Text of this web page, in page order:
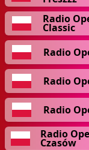
Radio
Classic
Radio
Radio
Radio
Radio
Czasów